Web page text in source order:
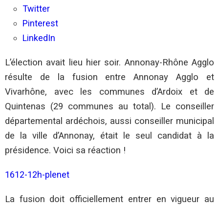
Agglo
Twitter
Pinterest
LinkedIn
L’élection avait lieu hier soir. Annonay-Rhône Agglo
résulte de la fusion entre Annonay Agglo et
Vivarhône, avec les communes d’Ardoix et de
Quintenas (29 communes au total). Le conseiller
départemental ardéchois, aussi conseiller municipal
de la ville d’Annonay, était le seul candidat à la
présidence. Voici sa réaction !
1612-12h-plenet
La fusion doit officiellement entrer en vigueur au